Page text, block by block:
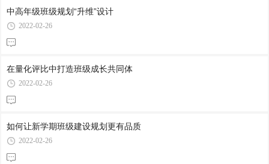
中高年级班级规划“升维”设计
2022-02-26
在量化评比中打造班级成长共同体
2022-02-26
如何让新学期班级建设规划更有品质
2022-02-26